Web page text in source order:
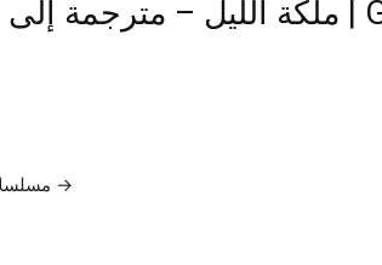
مسلسلات تركية : لمشاهدة جميع حلقات ملكة الليل →